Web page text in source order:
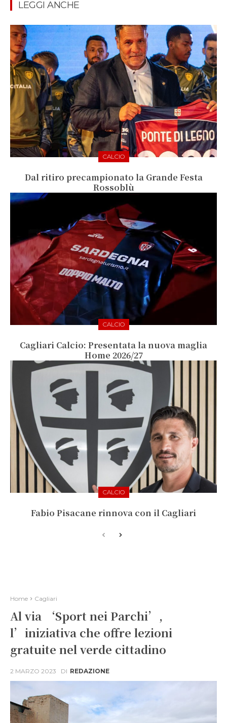
LEGGI ANCHE
CALCIO
Dal ritiro precampionato la Grande Festa
Rossoblù
CALCIO
Cagliari Calcio: Presentata la nuova maglia
Home 2026/27
CALCIO
Fabio Pisacane rinnova con il Cagliari